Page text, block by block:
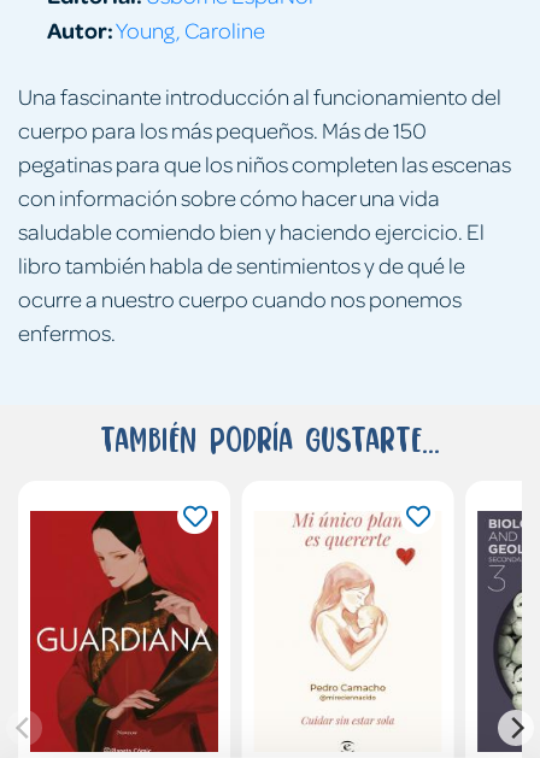
Una fascinante introducción al funcionamiento del
cuerpo para los más pequeños. Más de 150
pegatinas para que los niños completen las escenas
con información sobre cómo hacer una vida
saludable comiendo bien y haciendo ejercicio. El
libro también habla de sentimientos y de qué le
ocurre a nuestro cuerpo cuando nos ponemos
enfermos.
Autor:Young, Caroline
También podría gustarte...